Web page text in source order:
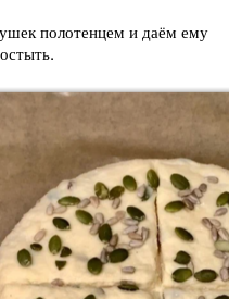
полотенцем и даём ему